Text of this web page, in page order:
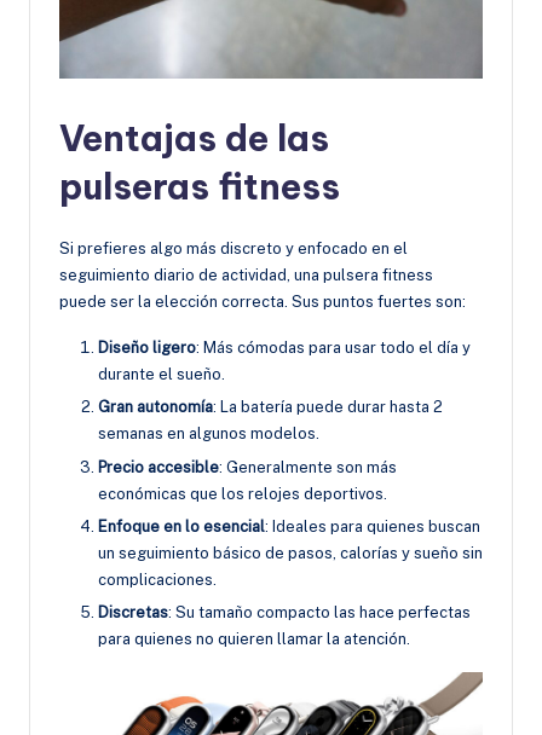
Ventajas de las
pulseras fitness
Si prefieres algo más discreto y enfocado en el
seguimiento diario de actividad, una pulsera fitness
puede ser la elección correcta. Sus puntos fuertes son:
Diseño ligero: Más cómodas para usar todo el día y
durante el sueño.
Gran autonomía: La batería puede durar hasta 2
semanas en algunos modelos.
Precio accesible: Generalmente son más
económicas que los relojes deportivos.
Enfoque en lo esencial: Ideales para quienes buscan
un seguimiento básico de pasos, calorías y sueño sin
complicaciones.
Discretas: Su tamaño compacto las hace perfectas
para quienes no quieren llamar la atención.